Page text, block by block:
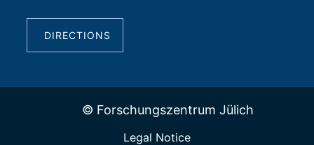
DIRECTIONS
© Forschungszentrum Jülich
Legal Notice